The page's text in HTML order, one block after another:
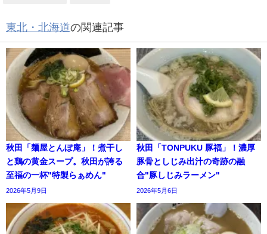
東北・北海道の関連記事
秋田「麺屋とんぼ庵」！煮干し
と鶏の黄金スープ。秋田が誇る
至福の一杯"特製らぁめん"
2026年5月9日
秋田「TONPUKU 豚福」！濃厚
豚骨としじみ出汁の奇跡の融
合"豚しじみラーメン"
2026年5月6日